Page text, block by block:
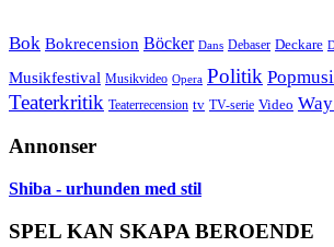
Bok Bokrecension Böcker Dans Debaser Deckare
Musikfestival Musikvideo Opera Politik
Teaterkritik Teaterrecension tv TV-serie Video
Annonser
Shiba - urhunden med stil
SPEL KAN SKAPA BEROENDE